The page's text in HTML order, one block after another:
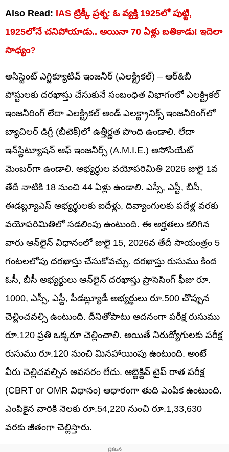
Also Read: IAS ట్రిక్కీ ప్రశ్న: ఓ వ్యక్తి 1925లో పుట్టి,
1925లోనే చనిపోయాడు.. అయినా 70 ఏళ్లు బతికాడు! ఇదెలా
సాధ్యం?
అసిస్టెంట్ ఎగ్జిక్యూటివ్ ఇంజనీర్ (ఎలక్ట్రికల్) – ఆర్‌&బీ
పోస్టులకు దరఖాస్తు చేసుకునే సంబంధిత విభాగంలో ఎలక్ట్రికల్
ఇంజనీరింగ్ లేదా ఎలక్ట్రికల్ అండ్ ఎలక్ట్రానిక్స్ ఇంజనీరింగ్‌లో
బ్యాచిలర్ డిగ్రీ (బీటెక్‌)లో ఉత్తీర్ణత పొంది ఉండాలి. లేదా
ఇన్‌స్టిట్యూషన్ ఆఫ్ ఇంజనీర్స్ (A.M.I.E.) అసోసియేట్
మెంబర్‌గా ఉండాలి. అభ్యర్ధుల వయోపరిమితి 2026 జులై 1వ
తేదీ నాటికి 18 నుంచి 44 ఏళ్లు ఉండాలి. ఎస్సీ, ఎస్టీ, బీసీ,
ఈడబ్ల్యూఎస్‌ అభ్యర్థులకు ఐదేళ్లు, దివ్యాంగులకు పదేళ్ల వరకు
వయోపరిమితిలో సడలింపు ఉంటుంది. ఈ అర్హతలు కలిగిన
వారు ఆన్‌లైన్‌ విధానంలో జులై 15, 2026వ తేదీ సాయంత్రం 5
గంటలలోపు దరఖాస్తు చేసుకోవచ్చు. దరఖాస్తు రుసుము కింద
ఓసీ, బీసీ అభ్యర్థులు ఆన్‌లైన్ దరఖాస్తు ప్రాసెసింగ్ ఫీజు రూ.
1000, ఎస్సీ, ఎస్టీ, పీడబ్ల్యూడీ అభ్యర్థులు రూ.500 చొప్పున
చెల్లించవల్సి ఉంటుంది. దీనితోపాటు అదనంగా పరీక్ష రుసుము
రూ.120 ప్రతి ఒక్కరూ చెల్లించాలి. అయితే నిరుద్యోగులకు పరీక్ష
రుసుము రూ.120 నుంచి మినహాయింపు ఉంటుంది. అంటే
వీరు చెల్లిచవల్సిన అవసరం లేదు. ఆబ్జెక్టివ్ టైప్ రాత పరీక్ష
(CBRT or OMR విధానం) ఆధారంగా తుది ఎంపిక ఉంటుంది.
ఎంపికైన వారికి నెలకు రూ.54,220 నుంచి రూ.1,33,630
వరకు జీతంగా చెల్లిస్తారు.